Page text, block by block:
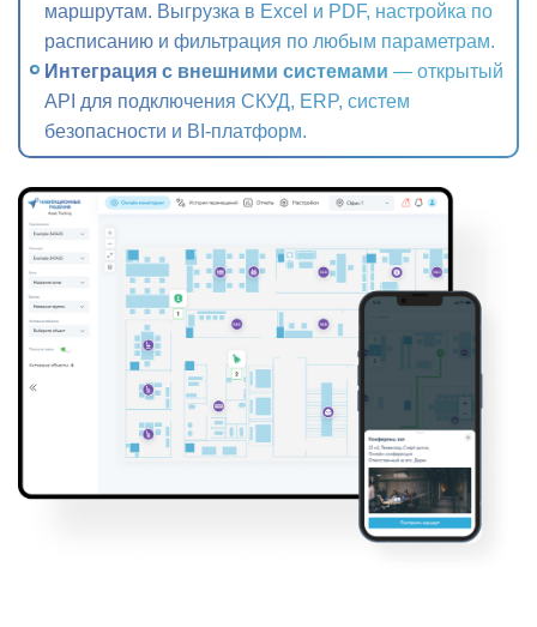
маршрутам. Выгрузка в Excel и PDF, настройка по
расписанию и фильтрация по любым параметрам.
Интеграция с внешними системами — открытый
API для подключения СКУД, ERP, систем
безопасности и BI-платформ.